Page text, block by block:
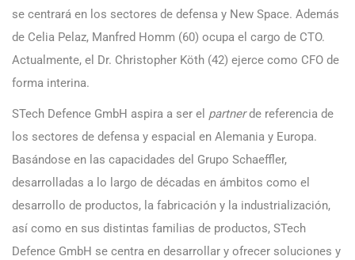
se centrará en los sectores de defensa y New Space. Además
de Celia Pelaz, Manfred Homm (60) ocupa el cargo de CTO.
Actualmente, el Dr. Christopher Köth (42) ejerce como CFO de
forma interina.
STech Defence GmbH aspira a ser el partnerde referencia de
los sectores de defensa y espacial en Alemania y Europa.
Basándose en las capacidades del Grupo Schaeffler,
desarrolladas a lo largo de décadas en ámbitos como el
desarrollo de productos, la fabricación y la industrialización,
así como en sus distintas familias de productos, STech
Defence GmbH se centra en desarrollar y ofrecer soluciones y